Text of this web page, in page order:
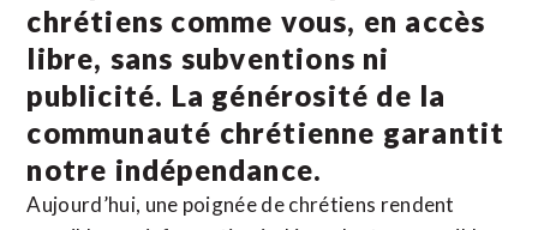
chrétiens comme vous, en accès
libre, sans subventions ni
publicité. La générosité de la
communauté chrétienne garantit
notre indépendance.
Aujourd’hui, une poignée de chrétiens rendent